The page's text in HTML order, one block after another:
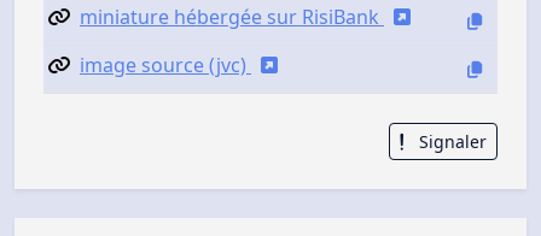
miniature hébergée sur RisiBank
image source (jvc)
Signaler